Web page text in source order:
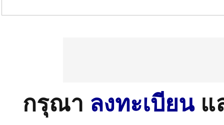
กรุณา ลงทะเบียนแ